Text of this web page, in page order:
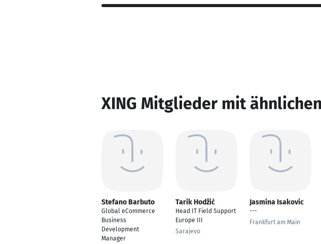
XING Mitglieder mit
Stefano Barbuto
Global eCommerce
Business
Development
Manager
Tarik Hodžić
Head IT Field Support
Europe III
Sarajevo
Jasmina Isakovic
---
Frankfurt am Main